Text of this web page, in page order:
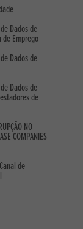
Dados de
de Emprego
Dados de
Dados de
de
NO
COMPANIES
de